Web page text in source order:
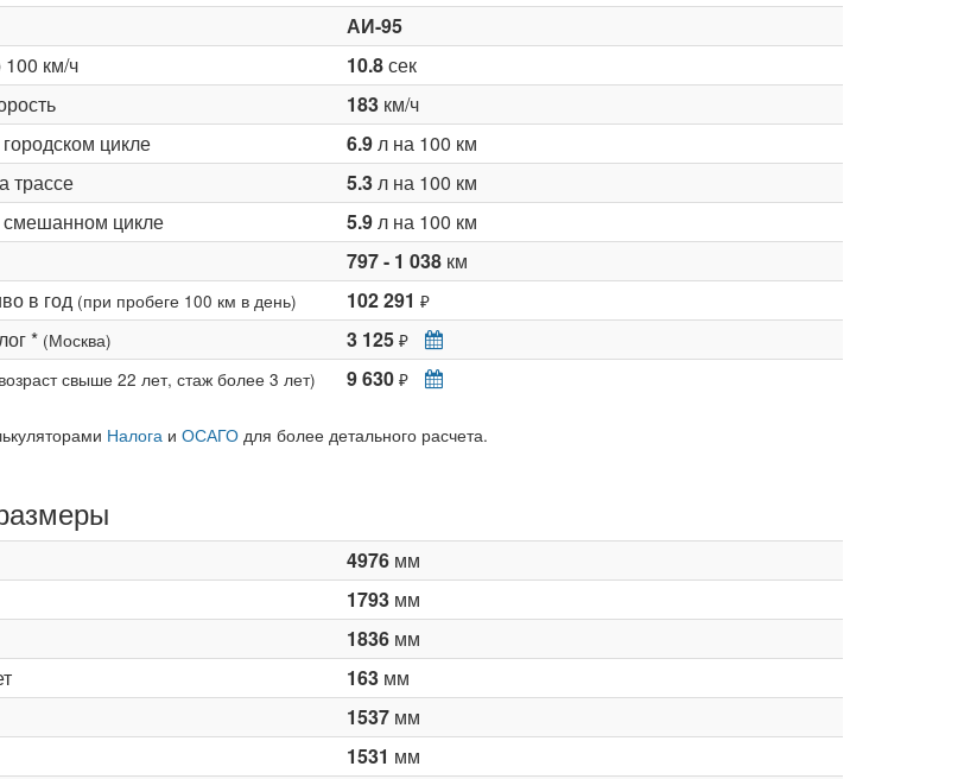
АИ-95
км/ч
10.8сек
183км/ч
цикле
6.9л на 100 км
трассе
5.3л на 100 км
смешанном цикле
5.9л на 100 км
797 - 1 038км
в год (при пробеге 100 км в день) 102 291 ₽
* (Москва) 3 125 ₽
свыше 22 лет, стаж более 3 лет) 9 630 ₽
Налогаи ОСАГОдля более детального расчета.
4976мм
1793мм
1836мм
163мм
1537мм
1531 мм